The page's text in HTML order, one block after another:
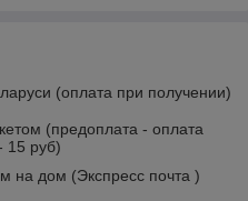
(оплата при получении)
(предоплата - оплата
15 руб)
на дом (Экспресс почта )